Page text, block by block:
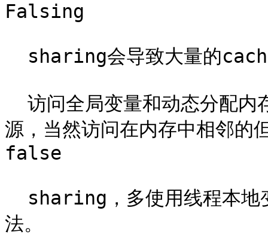
Falsing
源，当然访问在内存中相邻的
false
法。